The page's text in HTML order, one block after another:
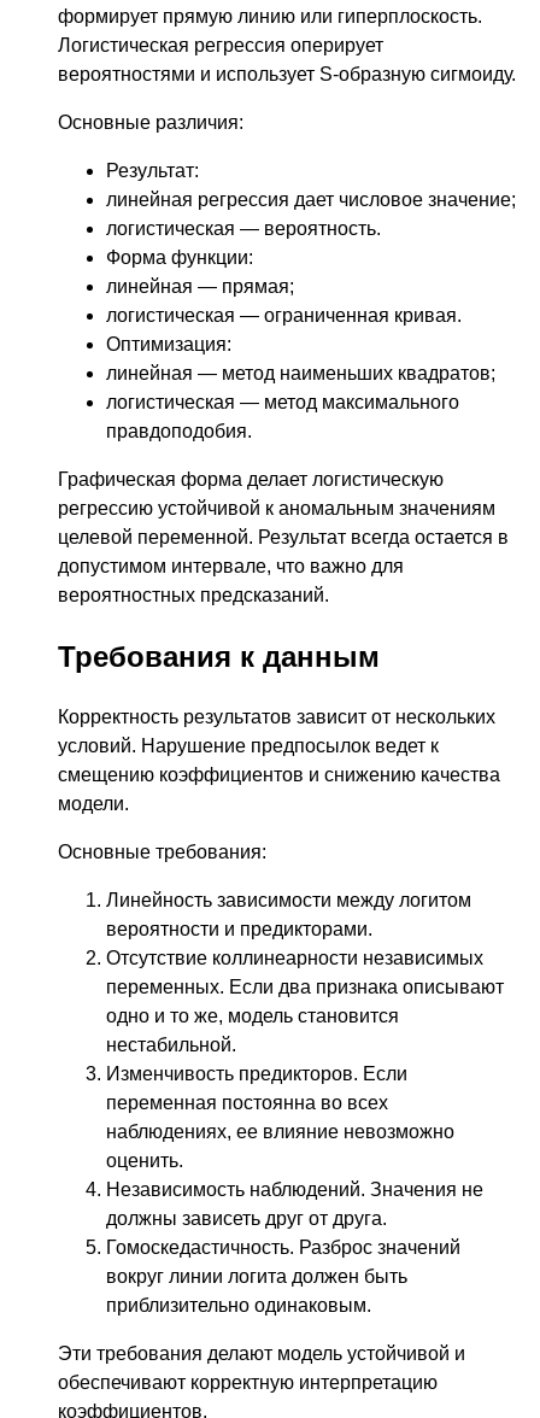
формирует прямую линию или гиперплоскость.
Логистическая регрессия оперирует
вероятностями и использует S-образную сигмоиду.
Основные различия:
Результат:
линейная регрессия дает числовое значение;
логистическая — вероятность.
Форма функции:
линейная — прямая;
логистическая — ограниченная кривая.
Оптимизация:
линейная — метод наименьших квадратов;
логистическая — метод максимального
правдоподобия.
Графическая форма делает логистическую
регрессию устойчивой к аномальным значениям
целевой переменной. Результат всегда остается в
допустимом интервале, что важно для
вероятностных предсказаний.
Требования к данным
Корректность результатов зависит от нескольких
условий. Нарушение предпосылок ведет к
смещению коэффициентов и снижению качества
модели.
Основные требования:
Линейность зависимости между логитом
вероятности и предикторами.
Отсутствие коллинеарности независимых
переменных. Если два признака описывают
одно и то же, модель становится
нестабильной.
Изменчивость предикторов. Если
переменная постоянна во всех
наблюдениях, ее влияние невозможно
оценить.
Независимость наблюдений. Значения не
должны зависеть друг от друга.
Гомоскедастичность. Разброс значений
вокруг линии логита должен быть
приблизительно одинаковым.
Эти требования делают модель устойчивой и
обеспечивают корректную интерпретацию
коэффициентов.